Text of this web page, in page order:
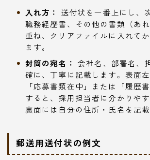
入れ方：
送付状を一番上にし、
職務経歴書、その他の書類（あ
重ね、クリアファイルに入れて
ます。
封筒の宛名： 会社名、部署名、
確に、丁寧に記載します。表面
「応募書類在中」または「履歴
すると、採用担当者に分かりやす
裏面には自分の住所・氏名を記載
郵送用送付状の例文